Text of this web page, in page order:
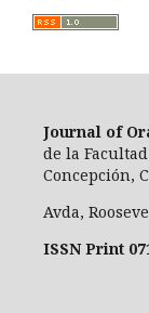
Journal of
de la
Concepción,
Avda,
ISSN Print